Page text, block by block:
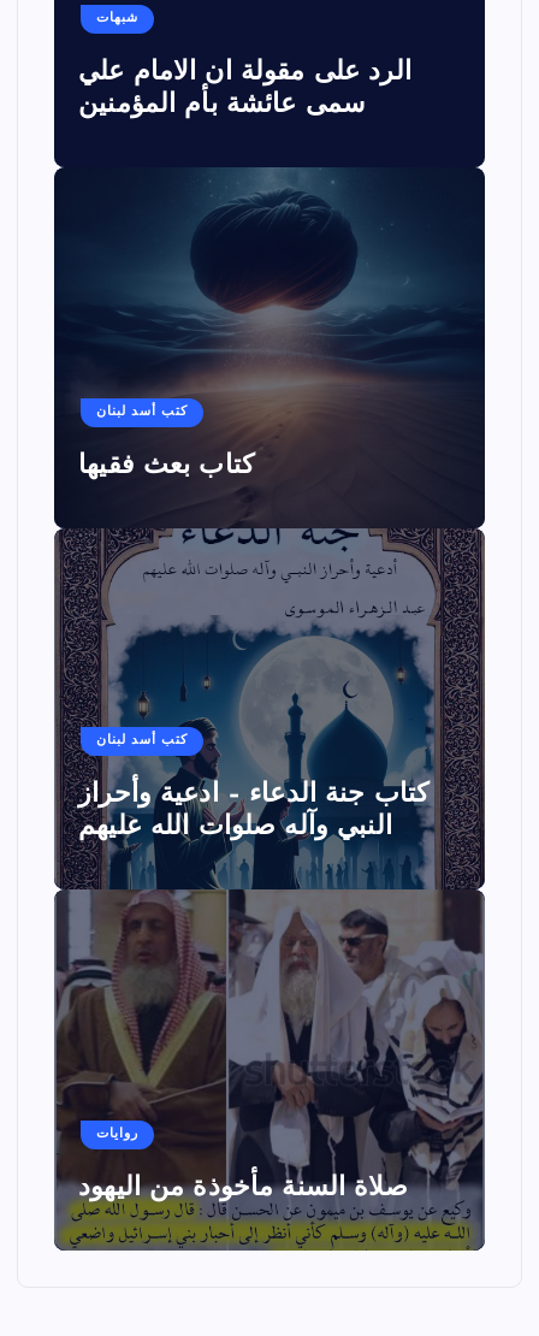
شبهات
الرد على مقولة ان الامام علي
سمى عائشة بأم المؤمنين
كتب أسد لبنان
كتاب بعث فقيها
كتب أسد لبنان
كتاب جنة الدعاء – ادعية وأحراز
النبي وآله صلوات الله عليهم
روايات
صلاة السنة مأخوذة من اليهود